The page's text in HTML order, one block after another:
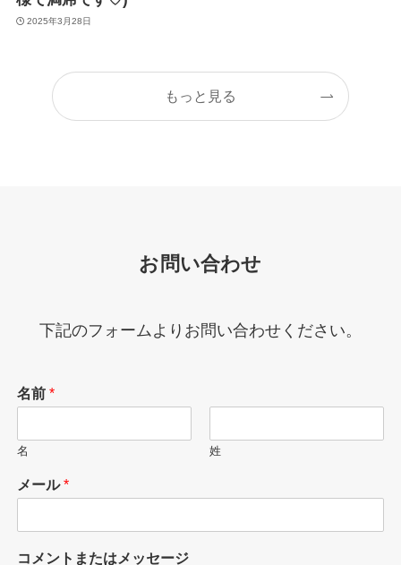
2025年3月28日
もっと見る
お問い合わせ
下記のフォームよりお問い合わせください。
名前 *
名 姓
メール*
コメントまたはメッセージ